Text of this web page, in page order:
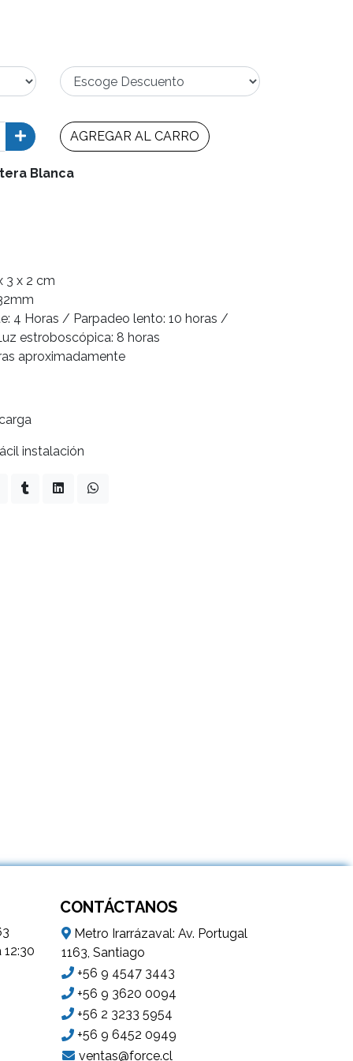
AGREGAR AL CARRO
Blanca
3 x 2 cm
4 Horas / Parpadeo lento: 10 horas /
estroboscópica: 8 horas
aproximadamente
instalación
CONTÁCTANOS
Metro Irarrázaval: Av. Portugal
1163, Santiago
+56 9 4547 3443
+56 9 3620 0094
+56 2 3233 5954
+56 9 6452 0949
ventas@force.cl